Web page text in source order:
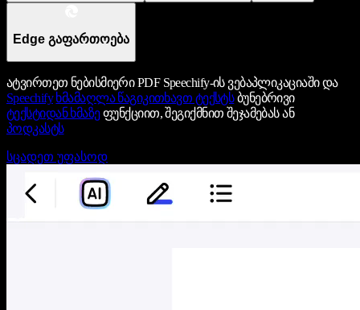
Edge გაფართოება
ატვირთეთ ნებისმიერი PDF Speechify-ის ვებაპლიკაციაში და
Speechify ხმამაღლა წაგიკითხავთ ტექსტსბუნებრივი
ტექსტიდან ხმაზეფუნქციით, შეგიქმნით შეჯამებას ან
პოდკასტს
სცადეთ უფასოდ